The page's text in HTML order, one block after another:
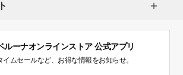
ルーナオンラインストア 公式アプリ
イムセールなど、お得な情報をお知らせ。